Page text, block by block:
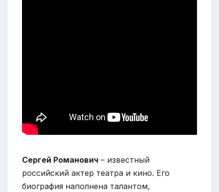
Сергей Романович – известный
российский актер театра и кино. Его
биография наполнена талантом,